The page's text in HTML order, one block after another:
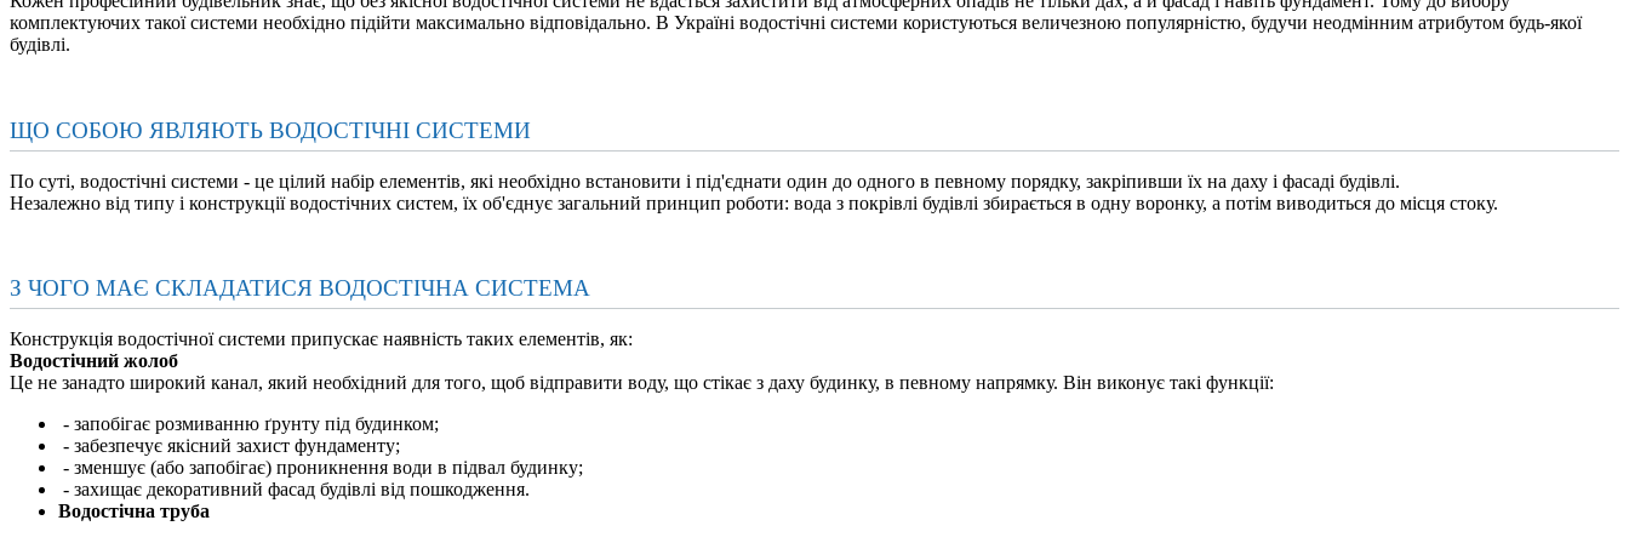
комплектуючих такої системи необхідно підійти максимально відповідально. В Україні водостічні системи користуються величезною популярністю, будучи неодмінним атрибутом будь-якої
будівлі.
ЩО СОБОЮ ЯВЛЯЮТЬ ВОДОСТІЧНІ СИСТЕМИ
По суті, водостічні системи - це цілий набір елементів, які необхідно встановити і під'єднати один до одного в певному порядку, закріпивши їх на даху і фасаді будівлі.
Незалежно від типу і конструкції водостічних систем, їх об'єднує загальний принцип роботи: вода з покрівлі будівлі збирається в одну воронку, а потім виводиться до місця стоку.
З ЧОГО МАЄ СКЛАДАТИСЯ ВОДОСТІЧНА СИСТЕМА
Конструкція водостічної системи припускає наявність таких елементів, як:
Водостічний жолоб
Це не занадто широкий канал, який необхідний для того, щоб відправити воду, що стікає з даху будинку, в певному напрямку. Він виконує такі функції:
- запобігає розмиванню ґрунту під будинком;
- забезпечує якісний захист фундаменту;
- зменшує (або запобігає) проникнення води в підвал будинку;
- захищає декоративний фасад будівлі від пошкодження.
Водостічна труба